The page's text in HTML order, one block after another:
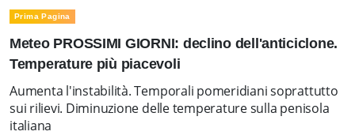
Prima Pagina
Meteo PROSSIMI GIORNI: declino dell'anticiclone.
Temperature più piacevoli
Aumenta l'instabilità. Temporali pomeridiani soprattutto
sui rilievi. Diminuzione delle temperature sulla penisola
italiana